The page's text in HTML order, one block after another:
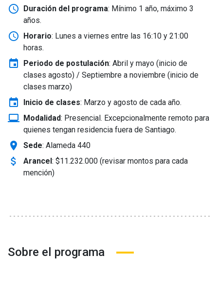
schedule Duración del programa: Mínimo 1 año, máximo 3
años.
schedule Horario: Lunes a viernes entre las 16:10 y 21:00
horas.
event Periodo de postulación: Abril y mayo (inicio de
clases agosto) / Septiembre a noviembre (inicio de
clases marzo)
event Inicio de clases: Marzo y agosto de cada año.
laptop_windows Modalidad: Presencial. Excepcionalmente remoto para
quienes tengan residencia fuera de Santiago.
location_on Sede: Alameda 440
attach_money Arancel: $11.232.000 (revisar montos para cada
mención)
Sobre el programa